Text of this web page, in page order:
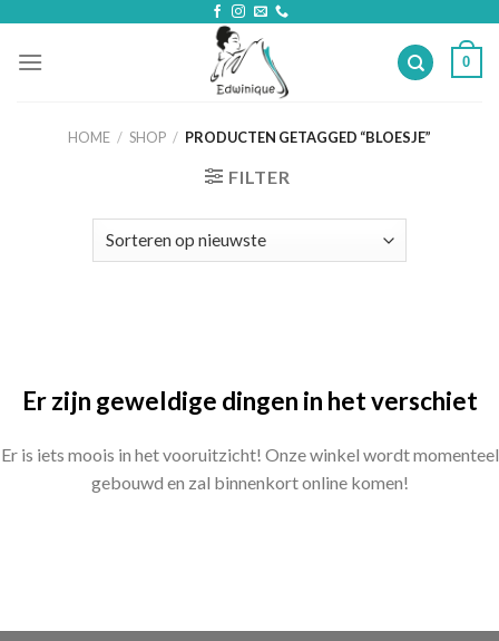
content
0
HOME / SHOP / PRODUCTEN GETAGGED “BLOESJE”
FILTER
Er zijn geweldige dingen in het verschiet
Er is iets moois in het vooruitzicht! Onze winkel wordt momenteel
gebouwd en zal binnenkort online komen!